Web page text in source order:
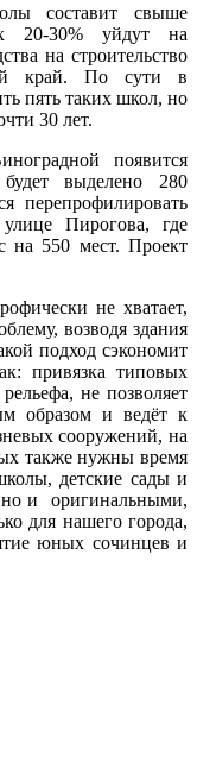
составит свыше
20-30% уйдут на
на строительство
край. По сути в
пять таких школ, но
30 лет.
появится
выделено 280
перепрофилировать
Пирогова, где
на 550 мест. Проект
не хватает,
возводя здания
подход сэкономит
привязка типовых
не позволяет
образом и ведёт к
сооружений, на
также нужны время
детские сады и
и оригинальными,
для нашего города,
юных сочинцев и